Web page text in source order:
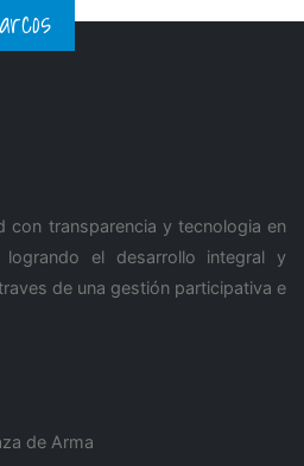
con transparencia y tecnologia en
logrando el desarrollo integral y
de una gestión participativa e
de Arma